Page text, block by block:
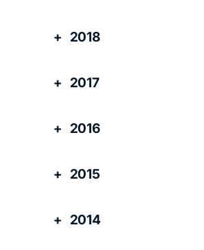
2018
2017
2016
2015
2014